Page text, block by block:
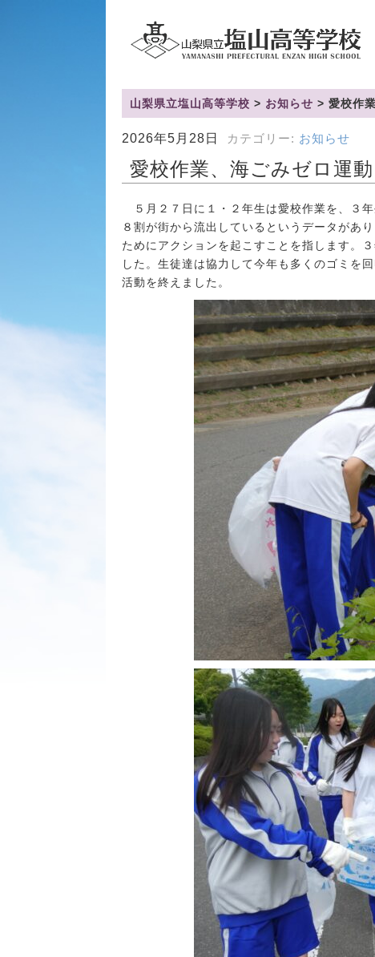
山梨県立塩山高等学校 > お知らせ > 愛校作
2026年5月28日 カテゴリー: お知らせ
愛校作業、海ごみゼロ運動
５月２７日に１・２年生は愛校作業を、３
８割が街から流出しているというデータがあ
ためにアクションを起こすことを指します。
した。生徒達は協力して今年も多くのゴミを
活動を終えました。